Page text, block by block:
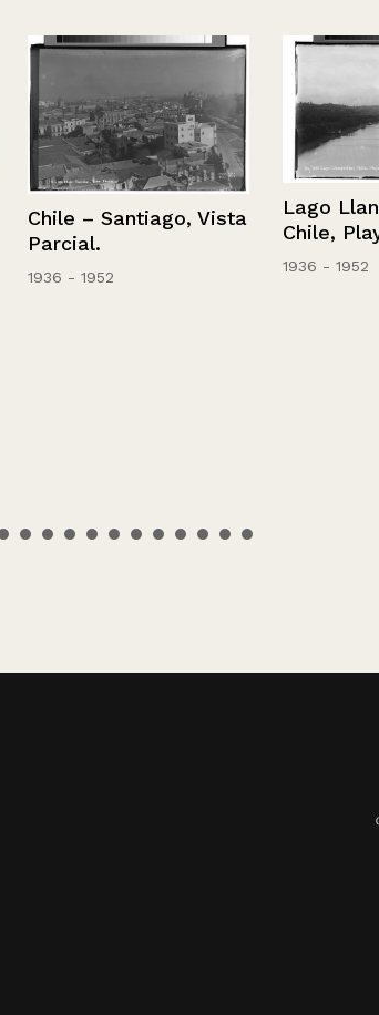
Chile – Santiago, Vista
Parcial.
1936 - 1952
Lago
Chile, Playa
1936 - 1952